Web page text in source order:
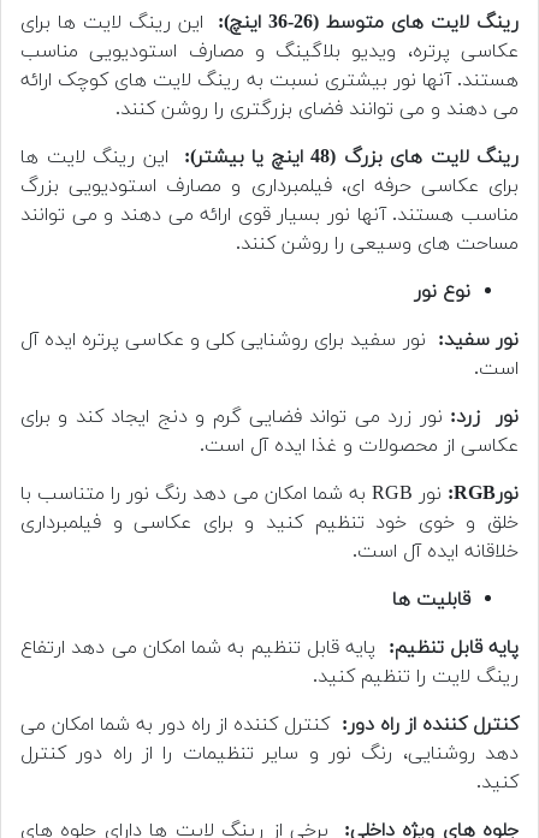
رینگ لایت های متوسط (26-36 اینچ):
این رینگ لایت ها برای
عکاسی پرتره، ویدیو بلاگینگ و مصارف استودیویی مناسب
هستند. آنها نور بیشتری نسبت به رینگ لایت های کوچک ارائه
می دهند و می توانند فضای بزرگتری را روشن کنند.
رینگ لایت های بزرگ (48 اینچ یا بیشتر):
این رینگ لایت ها
برای عکاسی حرفه ای، فیلمبرداری و مصارف استودیویی بزرگ
مناسب هستند. آنها نور بسیار قوی ارائه می دهند و می توانند
مساحت های وسیعی را روشن کنند.
نوع نور
نور سفید: نور سفید برای روشنایی کلی و عکاسی پرتره ایده آل
است.
نور زرد: نور زرد می تواند فضایی گرم و دنج ایجاد کند و برای
عکاسی از محصولات و غذا ایده آل است.
نورRGB:
نور RGB به شما امکان می دهد رنگ نور را متناسب با
خلق و خوی خود تنظیم کنید و برای عکاسی و فیلمبرداری
خلاقانه ایده آل است.
قابلیت ها
پایه قابل تنظیم: پایه قابل تنظیم به شما امکان می دهد ارتفاع
رینگ لایت را تنظیم کنید.
کنترل کننده از راه دور: کنترل کننده از راه دور به شما امکان می
دهد روشنایی، رنگ نور و سایر تنظیمات را از راه دور کنترل
کنید.
جلوه های ویژه داخلی:
برخی از رینگ لایت ها دارای جلوه های